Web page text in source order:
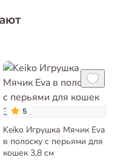
5
Keiko Игрушка Мячик Eva
в полоску с перьями для
кошек 3,8 см